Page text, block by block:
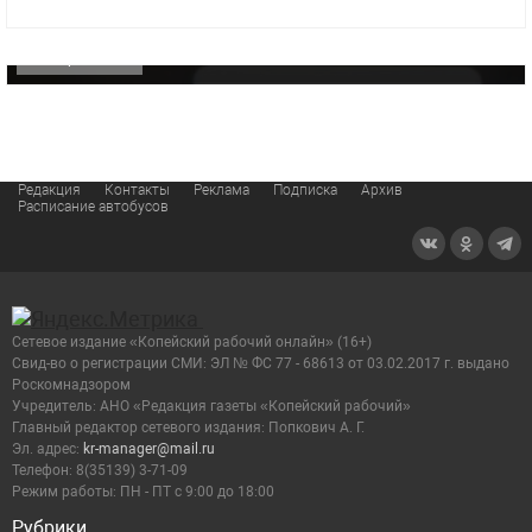
Редакция Контакты Реклама Подписка
Архив
Расписание автобусов
Сетевое издание «Копейский рабочий онлайн» (16+)
Cвид-во о регистрации СМИ: ЭЛ № ФС 77 - 68613 от 03.02.2017 г. выдано
Роскомнадзором
Учредитель: АНО «Редакция газеты «Копейский рабочий»
Главный редактор сетевого издания: Попкович А. Г.
Эл. адрес: kr-manager@mail.ru
Телефон: 8(35139) 3-71-09
Режим работы: ПН - ПТ с 9:00 до 18:00